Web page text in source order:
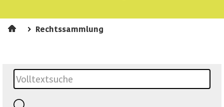
Rechtssammlung